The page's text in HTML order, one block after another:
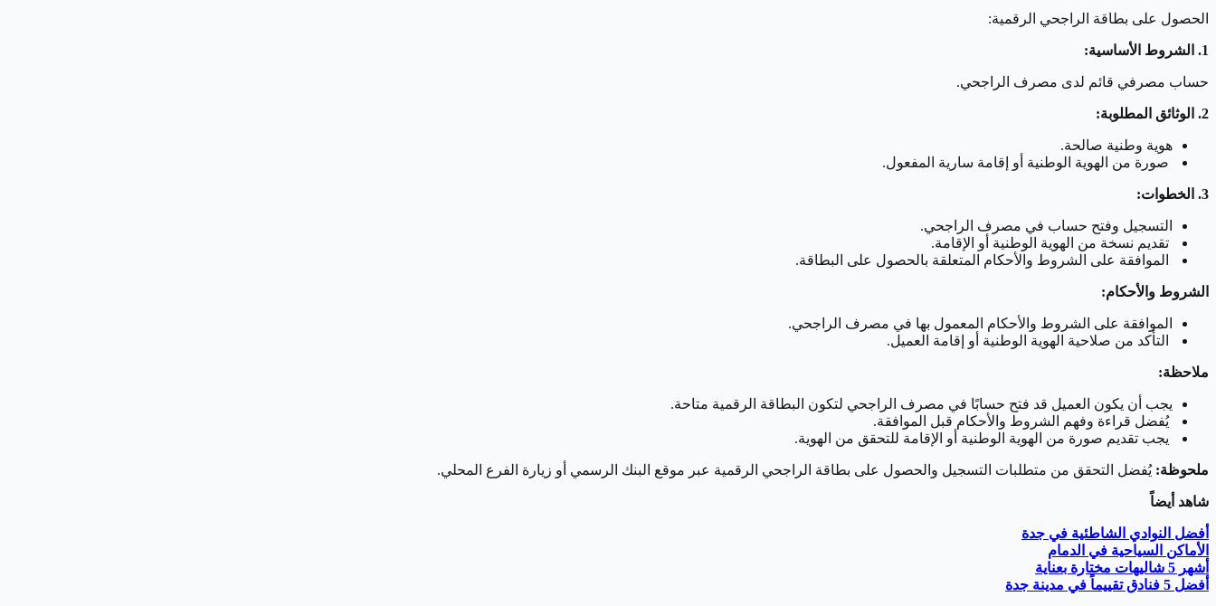
الحصول على بطاقة الراجحي الرقمية:
1. الشروط الأساسية:
حساب مصرفي قائم لدى مصرف الراجحي.
2. الوثائق المطلوبة:
هوية وطنية صالحة.
صورة من الهوية الوطنية أو إقامة سارية المفعول.
3. الخطوات:
التسجيل وفتح حساب في مصرف الراجحي.
تقديم نسخة من الهوية الوطنية أو الإقامة.
الموافقة على الشروط والأحكام المتعلقة بالحصول على البطاقة.
الشروط والأحكام:
الموافقة على الشروط والأحكام المعمول بها في مصرف الراجحي.
التأكد من صلاحية الهوية الوطنية أو إقامة العميل.
ملاحظة:
يجب أن يكون العميل قد فتح حسابًا في مصرف الراجحي لتكون البطاقة الرقمية متاحة.
يُفضل قراءة وفهم الشروط والأحكام قبل الموافقة.
يجب تقديم صورة من الهوية الوطنية أو الإقامة للتحقق من الهوية.
ملحوظة: يُفضل التحقق من متطلبات التسجيل والحصول على بطاقة الراجحي الرقمية عبر موقع البنك الرسمي أو زيارة الفرع المحلي.
شاهد أيضاً
أفضل النوادي الشاطئية في جدة
الأماكن السياحية في الدمام
أشهر 5 شاليهات مختارة بعناية
أفضل 5 فنادق تقييماً في مدينة جدة